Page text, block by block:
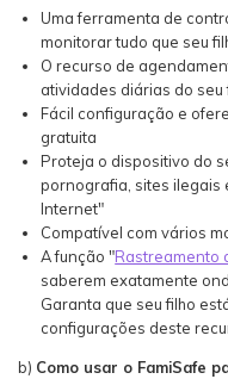
Uma ferramenta de
monitorar tudo que seu
O recurso de
atividades diárias do seu
Fácil configuração e
gratuita
Proteja o dispositivo do
pornografia, sites ilegais
Internet"
Compatível com vários
A função "Rastreamento
saberem exatamente
Garanta que seu filho
configurações deste
b) Como usar o FamiSafe